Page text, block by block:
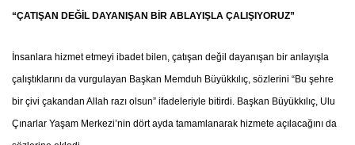
“ÇATIŞAN DEĞİL DAYANIŞAN BİR ABLAYIŞLA ÇALIŞIYORUZ”
İnsanlara hizmet etmeyi ibadet bilen, çatışan değil dayanışan bir anlayışla
çalıştıklarını da vurgulayan Başkan Memduh Büyükkılıç, sözlerini “Bu şehre
bir çivi çakandan Allah razı olsun” ifadeleriyle bitirdi. Başkan Büyükkılıç, Ulu
Çınarlar Yaşam Merkezi’nin dört ayda tamamlanarak hizmete açılacağını da